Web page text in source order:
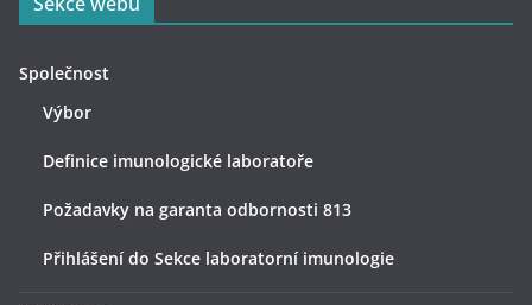
Společnost
Výbor
Definice imunologické laboratoře
Požadavky na garanta odbornosti 813
Přihlášení do Sekce laboratorní imunologie